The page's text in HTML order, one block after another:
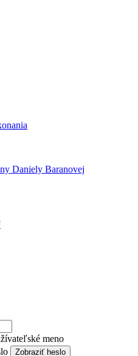
Daniely Baranovej
meno
Zobraziť heslo